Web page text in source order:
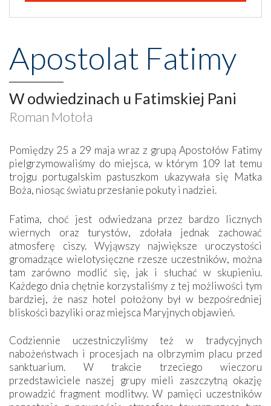
Apostolat Fatimy
W odwiedzinach u Fatimskiej Pani
Roman Motoła
Pomiędzy 25 a 29 maja wraz z grupą Apostołów Fatimy
pielgrzymowaliśmy do miejsca, w którym 109 lat temu
trojgu portugalskim pastuszkom ukazywała się Matka
Boża, niosąc światu przesłanie pokuty i nadziei.
Fatima, choć jest odwiedzana przez bardzo licznych
wiernych oraz turystów, zdołała jednak zachować
atmosferę ciszy. Wyjąwszy największe uroczystości
gromadzące wielotysięczne rzesze uczestników, można
tam zarówno modlić się, jak i słuchać w skupieniu.
Każdego dnia chętnie korzystaliśmy z tej możliwości tym
bardziej, że nasz hotel położony był w bezpośredniej
bliskości bazyliki oraz miejsca Maryjnych objawień.
Codziennie uczestniczyliśmy też w tradycyjnych
nabożeństwach i procesjach na olbrzymim placu przed
sanktuarium. W trakcie trzeciego wieczoru
przedstawiciele naszej grupy mieli zaszczytną okazję
prowadzić fragment modlitwy. W pamięci uczestników